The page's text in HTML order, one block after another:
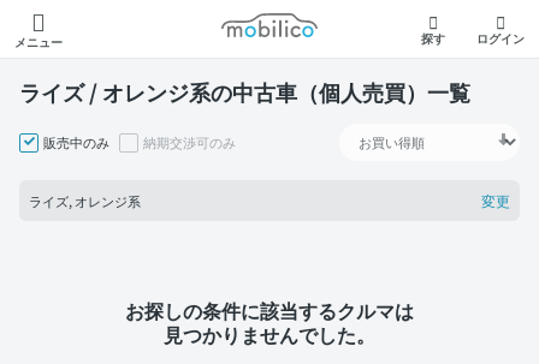
メニュー
モビリコ
探す ログイン
ライズ / オレンジ系の中古車（個人売買）一覧
販売中のみ 納期交渉可のみ
ライズ, オレンジ系 変更
お探しの条件に該当するクルマは
見つかりませんでした。